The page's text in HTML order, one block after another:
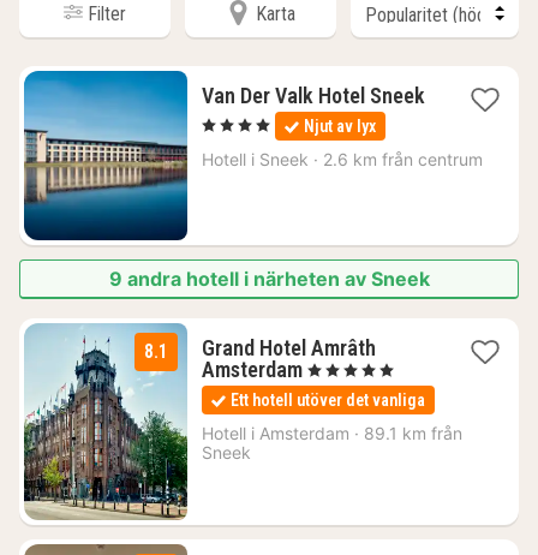
Filter Karta
Van Der Valk Hotel Sneek
1
natt
från
, 4 Stjärnor Njut av lyx
Hotell i Sneek · 2.6 km från centrum
9 andra hotell i närheten av Sneek
8.1
Grand Hotel Amrâth
Amsterdam1
natt
från
2332
, 5 Stjärnor
Ett hotell utöver det vanliga
Hotell i Amsterdam · 89.1 km från
Sneek